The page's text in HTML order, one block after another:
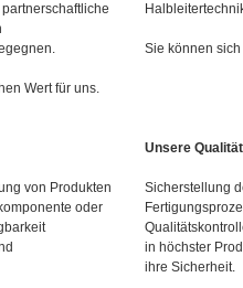
Wert für uns.
Sie können
von Produkten
oder
Unsere Qualität
Sicherstellung
in höchster
ihre Sicherheit.